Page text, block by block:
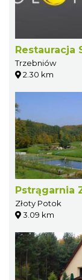
Restauracja
Trzebniów
2.30 km
Pstrągarnia
Złoty Potok
3.09 km